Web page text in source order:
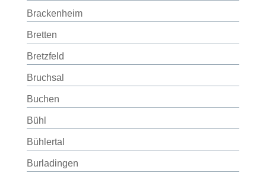
Brackenheim
Bretten
Bretzfeld
Bruchsal
Buchen
Bühl
Bühlertal
Burladingen